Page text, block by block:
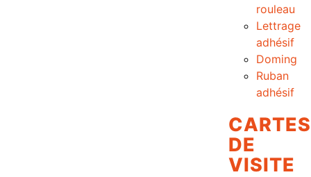
rouleau
Lettrage
adhésif
Doming
Ruban
adhésif
CARTES
DE
VISITE